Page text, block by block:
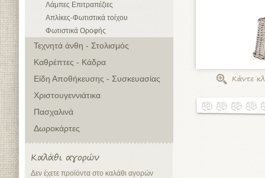
Λάμπες Επιτραπέζιες
Απλίκες-Φωτιστικά τοίχου
Φωτιστικά Οροφής
Τεχνητά άνθη - Στολισμός
Καθρέπτες - Κάδρα
Είδη Αποθήκευσης - Συσκευασίας
Χριστουγεννιάτικα
Πασχαλινά
Δωροκάρτες
Δεν έχετε προϊόντα στο καλάθι αγορών